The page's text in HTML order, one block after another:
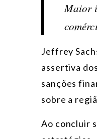
Maior
Jeffrey
assertiva
sanções
sobre a
Ao concluir